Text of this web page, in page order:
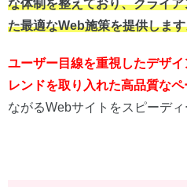
な体制を整えており、クライ
た最適なWeb施策を提供しま
ユーザー目線を重視したデザイ
レンドを取り入れた高品質な
ながるWebサイトをスピーディ